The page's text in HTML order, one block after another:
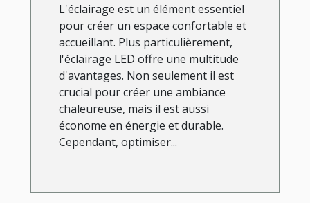
L'éclairage est un élément essentiel
pour créer un espace confortable et
accueillant. Plus particulièrement,
l'éclairage LED offre une multitude
d'avantages. Non seulement il est
crucial pour créer une ambiance
chaleureuse, mais il est aussi
économe en énergie et durable.
Cependant, optimiser...